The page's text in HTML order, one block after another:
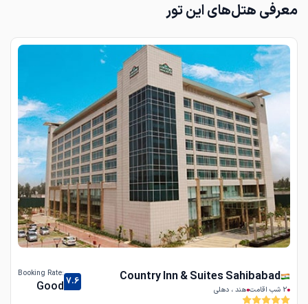
معرفی هتل‌های این تور
Country Inn & Suites Sahibabad
2 شب اقامت هند ، دهلی
7.6
:Booking Rate
Good